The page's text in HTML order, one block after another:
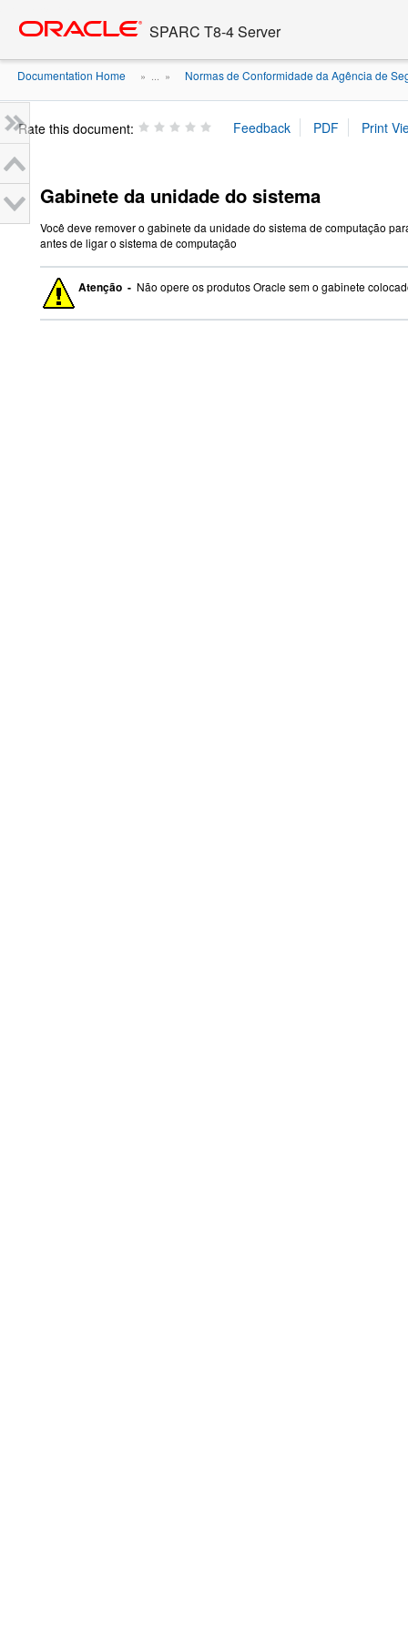
content
SPARC T8-4 Server
Documentation Home » ... » Normas de Conformidade da Agência de
Rate this document:
Gabinete da unidade do sistema
Você deve remover o gabinete da unidade do sistema de computação
antes de ligar o sistema de computação
Atenção - Não opere os produtos Oracle sem o gabinete